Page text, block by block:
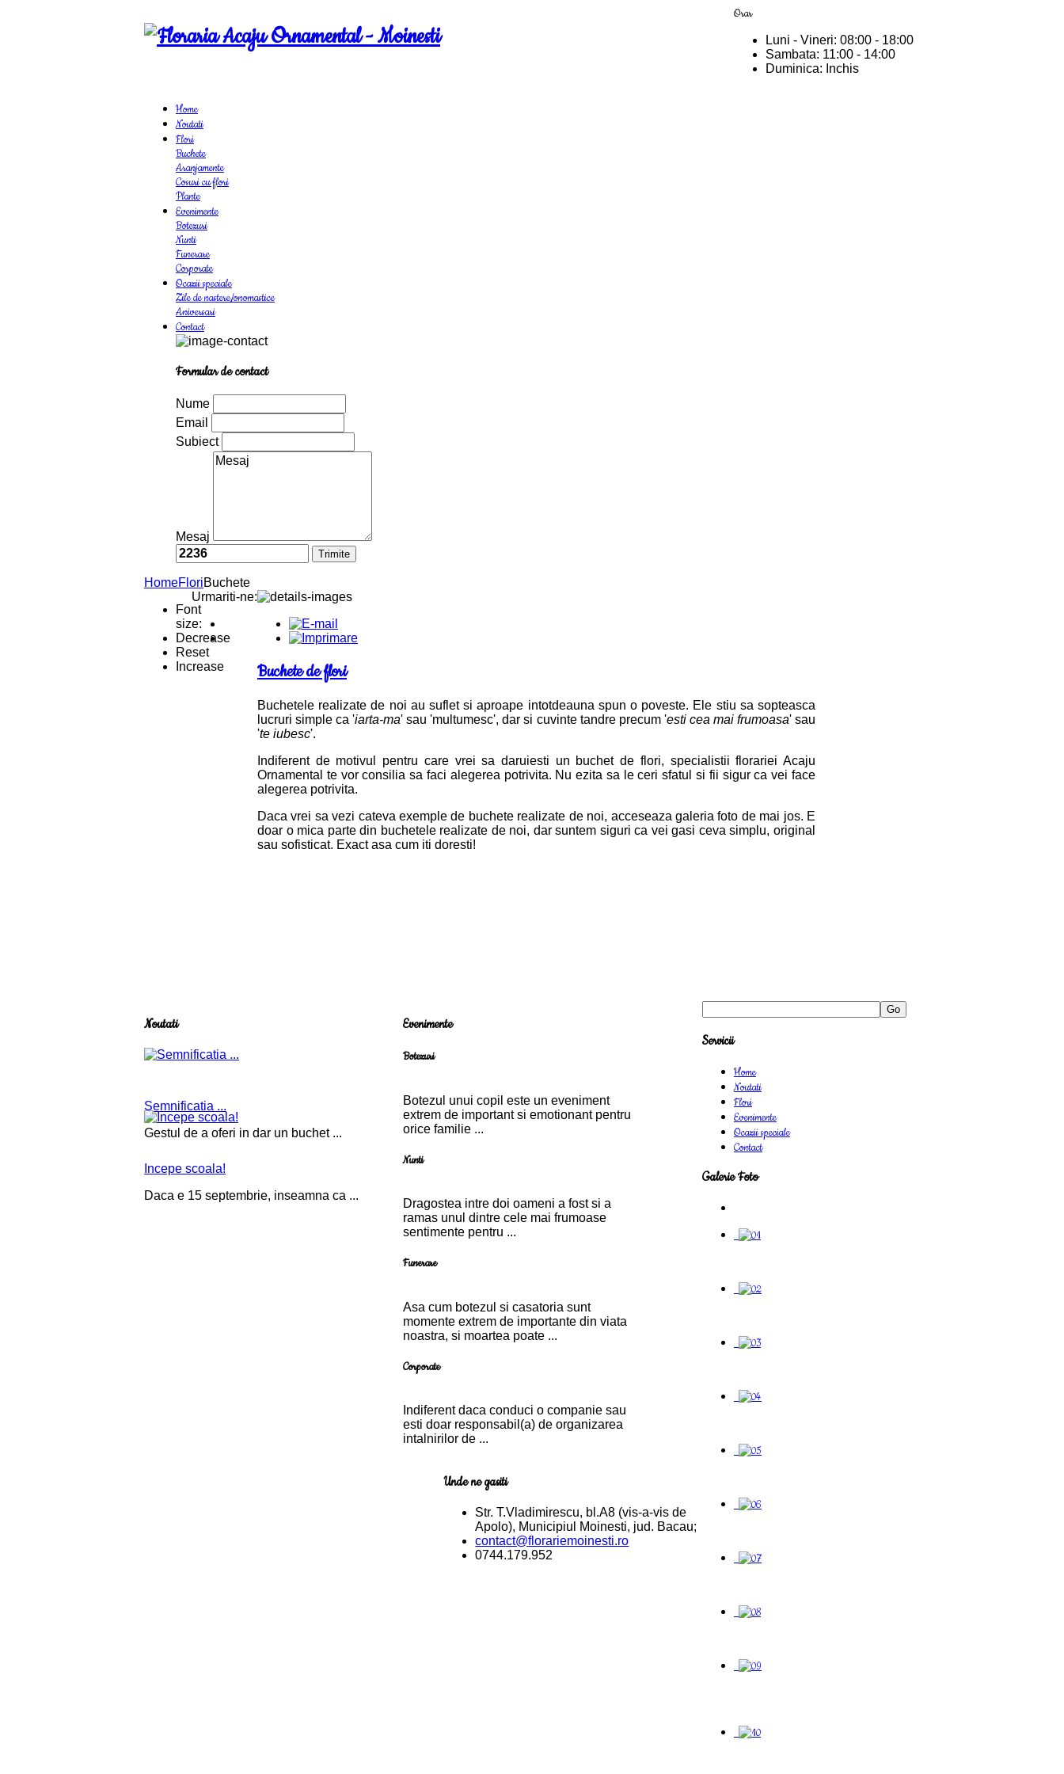
Orar
Luni - Vineri: 08:00 - 18:00
Sambata: 11:00 - 14:00
Duminica: Inchis
Home
Noutati
Flori
Buchete
Aranjamente
Cosuri cu flori
Plante
Evenimente
Botezuri
Nunti
Funerare
Corporate
Ocazii speciale
Zile de nastere/onomastice
Aniversari
Contact
Formular de contact
Nume
Email
Subiect
Mesaj
HomeFloriBuchete
Font
size:
Decrease
Reset
Increase
Urmariti-ne:
Buchete de flori
Buchetele realizate de noi au suflet si aproape intotdeauna spun o poveste. Ele stiu sa sopteasca
lucruri simple ca 'iarta-ma' sau 'multumesc', dar si cuvinte tandre precum 'esti cea mai frumoasa' sau
'te iubesc'.
Indiferent de motivul pentru care vrei sa daruiesti un buchet de flori, specialistii florariei Acaju
Ornamental te vor consilia sa faci alegerea potrivita. Nu ezita sa le ceri sfatul si fii sigur ca vei face
alegerea potrivita.
Daca vrei sa vezi cateva exemple de buchete realizate de noi, acceseaza galeria foto de mai jos. E
doar o mica parte din buchetele realizate de noi, dar suntem siguri ca vei gasi ceva simplu, original
sau sofisticat. Exact asa cum iti doresti!
Go
Servicii
Home
Noutati
Flori
Evenimente
Ocazii speciale
Contact
Galerie Foto
Noutati
Semnificatia ...
Gestul de a oferi in dar un buchet ...
Incepe scoala!
Daca e 15 septembrie, inseamna ca ...
Evenimente
Botezuri
Botezul unui copil este un eveniment
extrem de important si emotionant pentru
orice familie ...
Nunti
Dragostea intre doi oameni a fost si a
ramas unul dintre cele mai frumoase
sentimente pentru ...
Funerare
Asa cum botezul si casatoria sunt
momente extrem de importante din viata
noastra, si moartea poate ...
Corporate
Indiferent daca conduci o companie sau
esti doar responsabil(a) de organizarea
intalnirilor de ...
Unde ne gasiti
Str. T.Vladimirescu, bl.A8 (vis-a-vis de
Apolo), Municipiul Moinesti, jud. Bacau;
contact@florariemoinesti.ro
0744.179.952